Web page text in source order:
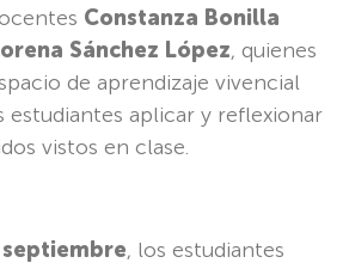
Constanza Bonilla
Sánchez López, quienes
de aprendizaje vivencial
estudiantes aplicar y reflexionar
vistos en clase.
septiembre, los estudiantes